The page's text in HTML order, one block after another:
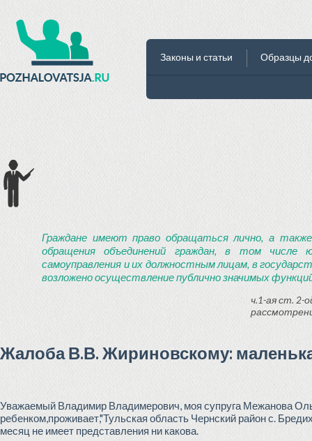
Законы и статьи Образцы
Граждане имеют право обращаться лично, а
обращения объединений граждан, в том числе
самоуправления и их должностным лицам, в
возложено осуществление публично значимых
ч.1-ая ст. 2-
Жалоба В.В. Жириновскому:
Уважаемый Владимир Владимерович, моя супруга Межанова
ребенком,проживает,"Тульская область Чернский район с.
месяц не имеет представления ни какова.